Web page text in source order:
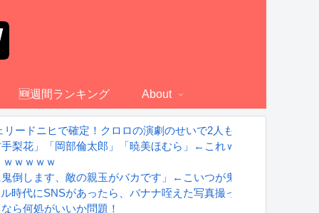
🆕週間ランキング About
リードニヒで確定！クロロの演劇のせいで2人も無駄死ににwwww
梨花」「岡部倫太郎」「暁美ほむら」←これｗｗｗ
ｗｗｗｗｗ
鬼倒します、敵の親玉がバカです」←こいつが鬼滅の刃になれな
時代にSNSがあったら、バナナ咥えた写真撮ってたと思う」
ら何処がいいか問題！